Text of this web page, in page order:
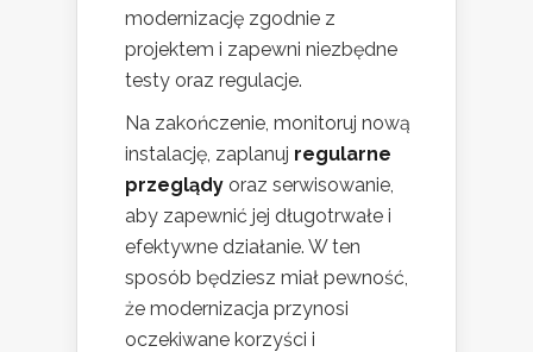
modernizację zgodnie z
projektem i zapewni niezbędne
testy oraz regulacje.
Na zakończenie, monitoruj nową
instalację, zaplanuj regularne
przeglądy oraz serwisowanie,
aby zapewnić jej długotrwałe i
efektywne działanie. W ten
sposób będziesz miał pewność,
że modernizacja przynosi
oczekiwane korzyści i